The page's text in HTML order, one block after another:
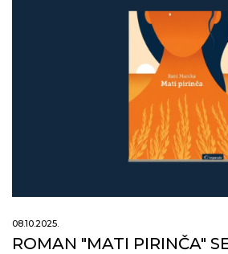
08.10.2025.
ROMAN "MATI PIRINČA"